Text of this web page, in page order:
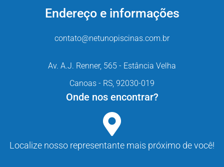
Endereço e informações
contato@netunopiscinas.com.br
Av. A.J. Renner, 565 - Estância Velha
Canoas - RS, 92030-019
Onde nos encontrar?
Localize nosso representante mais próximo de você!